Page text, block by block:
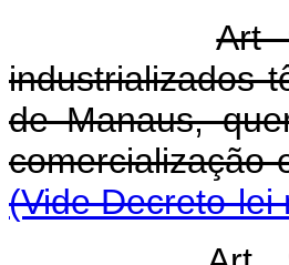
Art
industrializados
de Manaus,
(Vide Decreto-lei